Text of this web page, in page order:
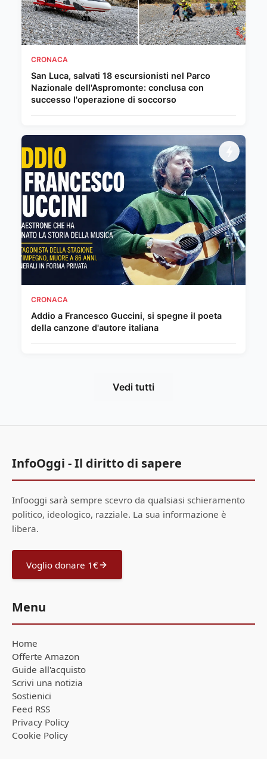
CRONACA
San Luca, salvati 18 escursionisti nel Parco
Nazionale dell'Aspromonte: conclusa con
successo l'operazione di soccorso
CRONACA
Addio a Francesco Guccini, si spegne il poeta
della canzone d'autore italiana
Vedi tutti
InfoOggi - Il diritto di sapere
Infooggi sarà sempre scevro da qualsiasi schieramento
politico, ideologico, razziale. La sua informazione è
libera.
Voglio donare 1€
Menu
Home
Offerte Amazon
Guide all'acquisto
Scrivi una notizia
Sostienici
Feed RSS
Privacy Policy
Cookie Policy